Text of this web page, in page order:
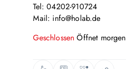
Tel: 04202-910724
Mail: info@holab.de
GeschlossenÖffnet morgen